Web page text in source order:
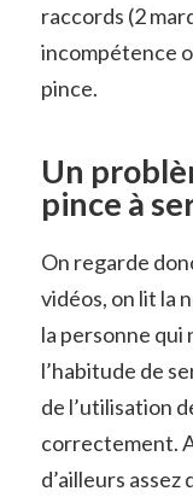
raccords (2
incompétence
pince.
Un
pince à
On regarde
vidéos, on lit la
la personne qui
l’habitude de
de l’utilisation
correctement.
d’ailleurs